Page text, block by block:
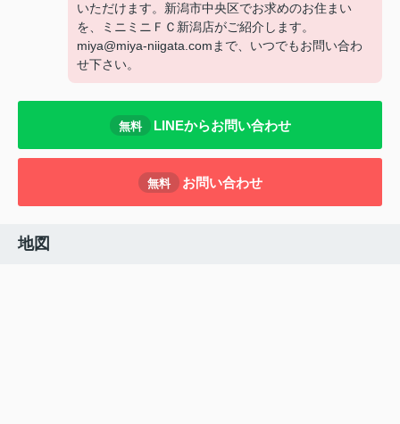
いただけます。新潟市中央区でお求めのお住まい
を、ミニミニＦＣ新潟店がご紹介します。
miya@miya-niigata.comまで、いつでもお問い合わ
せ下さい。
無料 LINEからお問い合わせ
無料 お問い合わせ
地図